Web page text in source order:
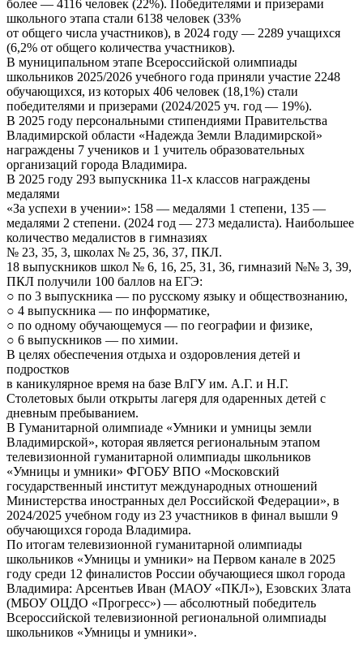
более — 4116 человек (22%). Победителями и призерами
школьного этапа стали 6138 человек (33%
от общего числа участников), в 2024 году — 2289 учащихся
(6,2% от общего количества участников).
В муниципальном этапе Всероссийской олимпиады
школьников 2025/2026 учебного года приняли участие 2248
обучающихся, из которых 406 человек (18,1%) стали
победителями и призерами (2024/2025 уч. год — 19%).
В 2025 году персональными стипендиями Правительства
Владимирской области «Надежда Земли Владимирской»
награждены 7 учеников и 1 учитель образовательных
организаций города Владимира.
В 2025 году 293 выпускника 11-х классов награждены
медалями
«За успехи в учении»: 158 — медалями 1 степени, 135 —
медалями 2 степени. (2024 год — 273 медалиста). Наибольшее
количество медалистов в гимназиях
№ 23, 35, 3, школах № 25, 36, 37, ПКЛ.
18 выпускников школ № 6, 16, 25, 31, 36, гимназий №№ 3, 39,
ПКЛ получили 100 баллов на ЕГЭ:
○ по 3 выпускника — по русскому языку и обществознанию,
○ 4 выпускника — по информатике,
○ по одному обучающемуся — по географии и физике,
○ 6 выпускников — по химии.
В целях обеспечения отдыха и оздоровления детей и
подростков
в каникулярное время на базе ВлГУ им. А.Г. и Н.Г.
Столетовых были открыты лагеря для одаренных детей с
дневным пребыванием.
В Гуманитарной олимпиаде «Умники и умницы земли
Владимирской», которая является региональным этапом
телевизионной гуманитарной олимпиады школьников
«Умницы и умники» ФГОБУ ВПО «Московский
государственный институт международных отношений
Министерства иностранных дел Российской Федерации», в
2024/2025 учебном году из 23 участников в финал вышли 9
обучающихся города Владимира.
По итогам телевизионной гуманитарной олимпиады
школьников «Умницы и умники» на Первом канале в 2025
году среди 12 финалистов России обучающиеся школ города
Владимира: Арсентьев Иван (МАОУ «ПКЛ»), Езовских Злата
(МБОУ ОЦДО «Прогресс») — абсолютный победитель
Всероссийской телевизионной региональной олимпиады
школьников «Умницы и умники».